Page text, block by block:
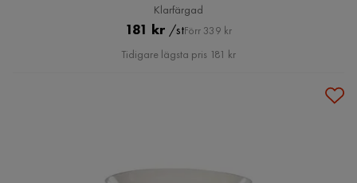
Klarfärgad
Pris
181 kr /stOriginal
Pris
Förr 339 kr
Tidigare lägsta pris 181 kr